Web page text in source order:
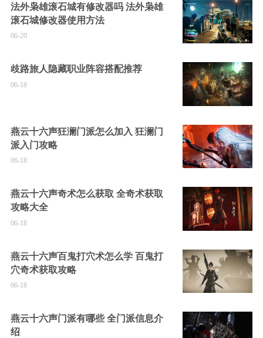
法外枭雄滚石城有修改器吗 法外枭雄
滚石城修改器使用方法
06-20
歧路旅人隐藏职业阵容搭配推荐
06-18
燕云十六声狂澜门派怎么加入 狂澜门
派入门攻略
06-18
燕云十六声奇术怎么获取 全奇术获取
攻略大全
06-18
燕云十六声百鬼打穴术怎么学 百鬼打
穴奇术获取攻略
06-18
燕云十六声门派有哪些 全门派信息介
绍